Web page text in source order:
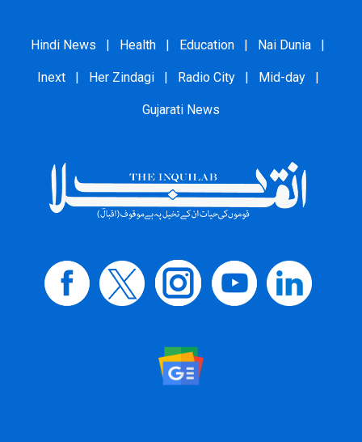
Hindi News Health Education Nai Dunia
Inext Her Zindagi Radio City Mid-day
Gujarati News